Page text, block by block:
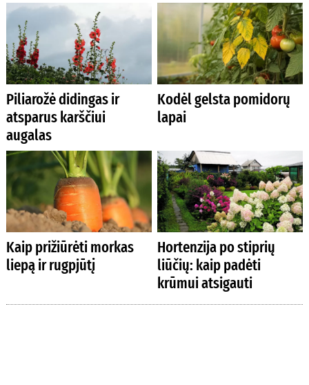
Piliarožė didingas ir
atsparus karščiui
augalas
Kodėl gelsta pomidorų
lapai
Kaip prižiūrėti morkas
liepą ir rugpjūtį
Hortenzija po stiprių
liūčių: kaip padėti
krūmui atsigauti